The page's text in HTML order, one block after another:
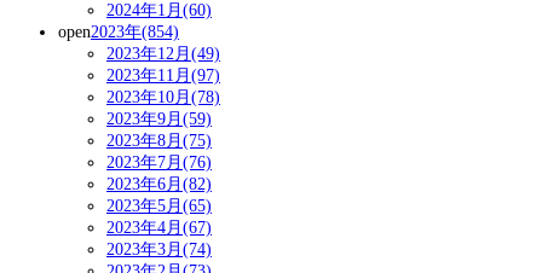
2024年1月(60)
open2023年(854)
2023年12月(49)
2023年11月(97)
2023年10月(78)
2023年9月(59)
2023年8月(75)
2023年7月(76)
2023年6月(82)
2023年5月(65)
2023年4月(67)
2023年3月(74)